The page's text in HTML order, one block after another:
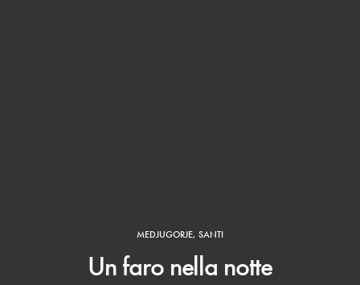
MEDJUGORJE, SANTI
Un faro nella notte